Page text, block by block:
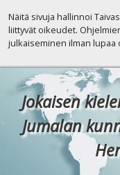
Näitä sivuja hallinnoi
liittyvät oikeudet.
julkaiseminen ilman lupaa
Jokaisen
Jumalan